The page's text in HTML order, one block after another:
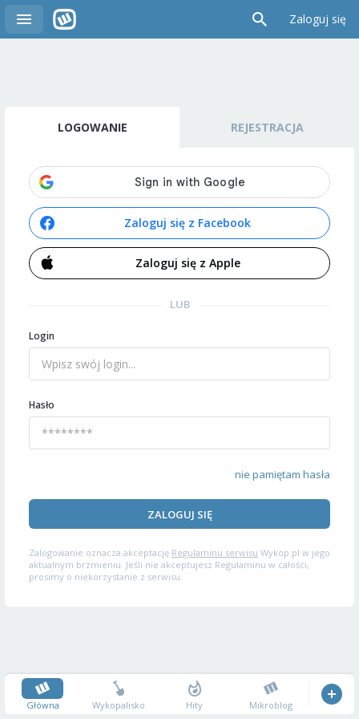
Zaloguj się
LOGOWANIE REJESTRACJA
Zaloguj się z Facebook
Zaloguj się z Apple
LUB
Login
Hasło
nie pamiętam hasła
ZALOGUJ SIĘ
Zalogowanie oznacza akceptację Regulaminu serwisu Wykop.pl w jego
aktualnym brzmieniu. Jeśli nie akceptujesz Regulaminu w całości,
prosimy o niekorzystanie z serwisu.
Główna Wykopalisko Hity Mikroblog